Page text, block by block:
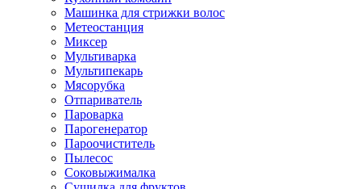
Машинка для стрижки волос
Метеостанция
Миксер
Мультиварка
Мультипекарь
Мясорубка
Отпариватель
Пароварка
Парогенератор
Пароочиститель
Пылесос
Соковыжималка